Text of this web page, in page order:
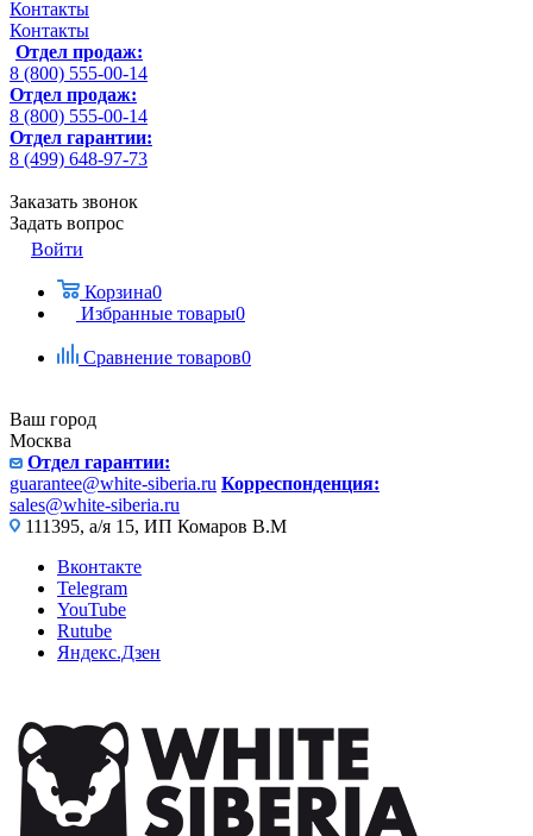
Контакты
Контакты
Отдел продаж:
8 (800) 555-00-14
Отдел продаж:
8 (800) 555-00-14
Отдел гарантии:
8 (499) 648-97-73
Заказать звонок
Задать вопрос
Войти
Корзина0
Избранные товары0
Сравнение товаров0
Ваш город
Москва
Отдел гарантии:
guarantee@white-siberia.ru Корреспонденция:
sales@white-siberia.ru
111395, а/я 15, ИП Комаров В.М
Вконтакте
Telegram
YouTube
Rutube
Яндекс.Дзен